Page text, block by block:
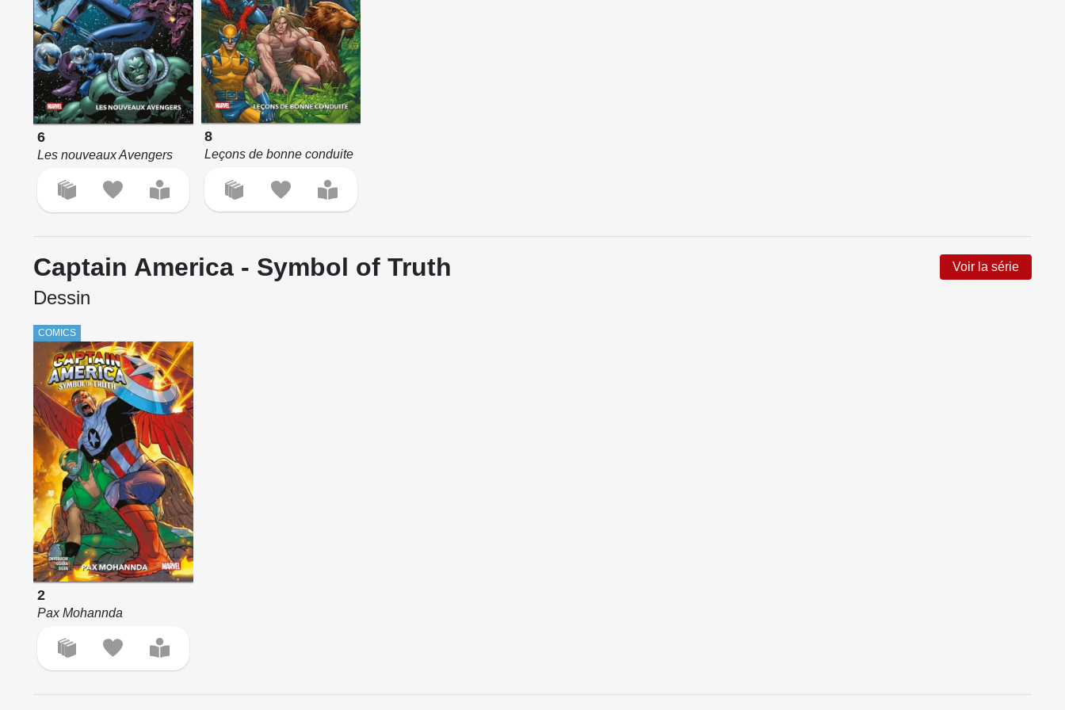
6
Les nouveaux Avengers
8
Leçons de bonne conduite
Captain America - Symbol of Truth Voir la série
Dessin
COMICS
2
Pax Mohannda